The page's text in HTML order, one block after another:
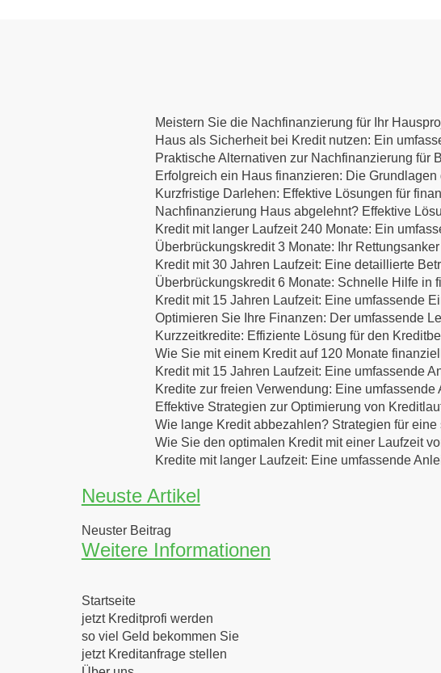
Meistern Sie die Nachfinanzierung für Ihr
Haus als Sicherheit bei Kredit nutzen: Ein
Praktische Alternativen zur Nachfinanzierung für
Erfolgreich ein Haus finanzieren: Die
Kurzfristige Darlehen: Effektive Lösungen für
Nachfinanzierung Haus abgelehnt? Effektive
Kredit mit langer Laufzeit 240 Monate: Ein
Überbrückungskredit 3 Monate: Ihr
Kredit mit 30 Jahren Laufzeit: Eine detaillierte
Überbrückungskredit 6 Monate: Schnelle Hilfe in
Kredit mit 15 Jahren Laufzeit: Eine umfassende
Optimieren Sie Ihre Finanzen: Der umfassende
Kurzzeitkredite: Effiziente Lösung für den
Wie Sie mit einem Kredit auf 120 Monate
Kredit mit 15 Jahren Laufzeit: Eine umfassende
Kredite zur freien Verwendung: Eine
Effektive Strategien zur Optimierung von
Wie lange Kredit abbezahlen? Strategien für
Wie Sie den optimalen Kredit mit einer Laufzeit
Kredite mit langer Laufzeit: Eine umfassende
Neuste Artikel
Neuster Beitrag
Weitere Informationen
Startseite
jetzt Kreditprofi werden
so viel Geld bekommen Sie
jetzt Kreditanfrage stellen